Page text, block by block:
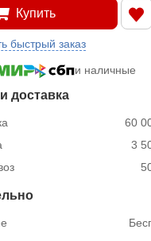
Купить
быстрый заказ
и наличные
доставка
60
3